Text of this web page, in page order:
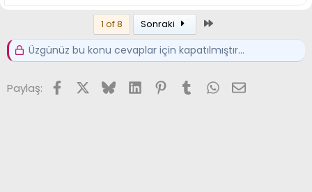
1 of 8 Sonraki
Üzgünüz bu konu cevaplar için kapatılmıştır...
Paylaş: FacebookX (Twitter)
BlueskyLinkedInPinterest
TumblrWhatsApp
E-posta